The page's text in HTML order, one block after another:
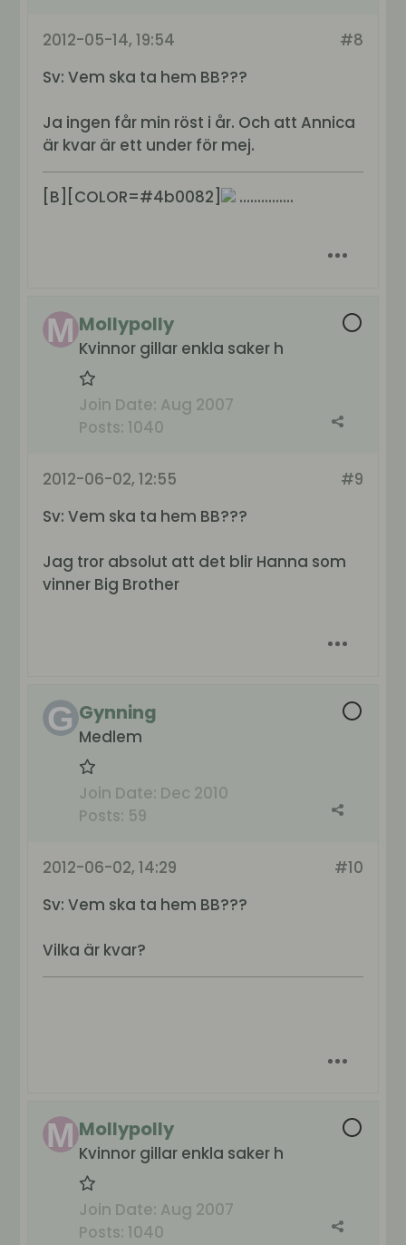
#8
2012-05-14, 19:54
Sv: Vem ska ta hem BB???
Ja ingen får min röst i år. Och att Annica
är kvar är ett under för mej.
[B][COLOR=#4b0082] ...............
Mollypolly
Kvinnor gillar enkla saker h
Join Date: Aug 2007
Posts: 1040
#9
2012-06-02, 12:55
Sv: Vem ska ta hem BB???
Jag tror absolut att det blir Hanna som
vinner Big Brother
Gynning
Medlem
Join Date: Dec 2010
Posts: 59
#10
2012-06-02, 14:29
Sv: Vem ska ta hem BB???
Vilka är kvar?
Mollypolly
Kvinnor gillar enkla saker h
Join Date: Aug 2007
Posts: 1040